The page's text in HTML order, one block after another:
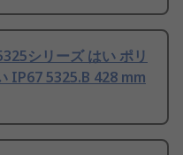
シリーズ はい ポリ
IP67 5325.B 428 mm